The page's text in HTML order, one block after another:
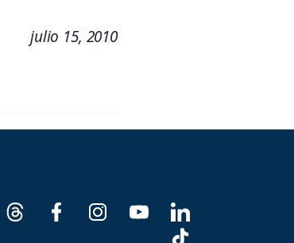
julio 15, 2010